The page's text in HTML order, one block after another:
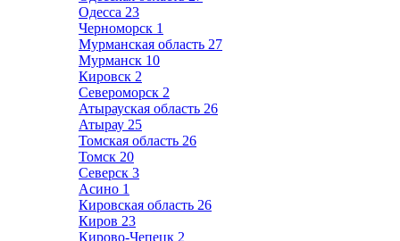
Одесса 23
Черноморск 1
Мурманская область 27
Мурманск 10
Кировск 2
Североморск 2
Атырауская область 26
Атырау 25
Томская область 26
Томск 20
Северск 3
Асино 1
Кировская область 26
Киров 23
Кирово-Чепецк 2